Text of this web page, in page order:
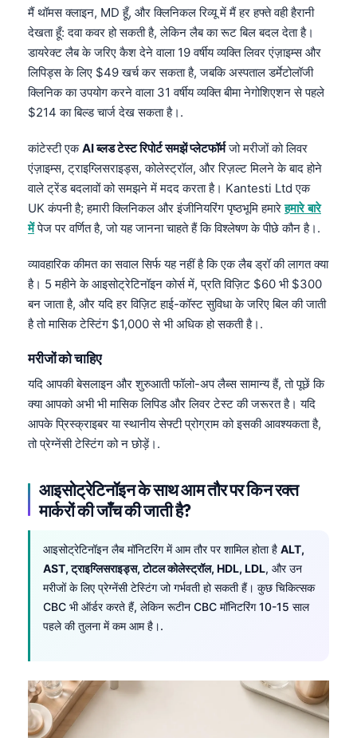
मैं थॉमस क्लाइन, MD हूँ, और क्लिनिकल रिव्यू में मैं हर हफ्ते वही हैरानी
देखता हूँ: दवा कवर हो सकती है, लेकिन लैब का रूट बिल बदल देता है।
डायरेक्ट लैब के जरिए कैश देने वाला 19 वर्षीय व्यक्ति लिवर एंज़ाइम्स और
लिपिड्स के लिए $49 खर्च कर सकता है, जबकि अस्पताल डर्मेटोलॉजी
क्लिनिक का उपयोग करने वाला 31 वर्षीय व्यक्ति बीमा नेगोशिएशन से पहले
$214 का बिल्ड चार्ज देख सकता है।.
कांटेस्टी एकAI ब्लड टेस्ट रिपोर्ट समझें प्लेटफॉर्मजो मरीजों को लिवर
एंज़ाइम्स, ट्राइग्लिसराइड्स, कोलेस्ट्रॉल, और रिज़ल्ट मिलने के बाद होने
वाले ट्रेंड बदलावों को समझने में मदद करता है। Kantesti Ltd एक
UK कंपनी है; हमारी क्लिनिकल और इंजीनियरिंग पृष्ठभूमि हमारेहमारे बारे
मेंपेज पर वर्णित है, जो यह जानना चाहते हैं कि विश्लेषण के पीछे कौन है।.
व्यावहारिक कीमत का सवाल सिर्फ यह नहीं है कि एक लैब ड्रॉ की लागत क्या
है। 5 महीने के आइसोट्रेटिनॉइन कोर्स में, प्रति विज़िट $60 भी $300
बन जाता है, और यदि हर विज़िट हाई-कॉस्ट सुविधा के जरिए बिल की जाती
है तो मासिक टेस्टिंग $1,000 से भी अधिक हो सकती है।.
मरीजों को चाहिए
यदि आपकी बेसलाइन और शुरुआती फॉलो-अप लैब्स सामान्य हैं, तो पूछें कि
क्या आपको अभी भी मासिक लिपिड और लिवर टेस्ट की जरूरत है। यदि
आपके प्रिस्क्राइबर या स्थानीय सेफ्टी प्रोग्राम को इसकी आवश्यकता है,
तो प्रेग्नेंसी टेस्टिंग को न छोड़ें।.
आइसोट्रेटिनॉइन के साथ आम तौर पर किन रक्त
मार्करों की जाँच की जाती है?
आइसोट्रेटिनॉइन लैब मॉनिटरिंग में आम तौर पर शामिल होता है ALT,
AST, ट्राइग्लिसराइड्स, टोटल कोलेस्ट्रॉल, HDL, LDL, और उन
मरीजों के लिए प्रेग्नेंसी टेस्टिंग जो गर्भवती हो सकती हैं। कुछ चिकित्सक
CBC भी ऑर्डर करते हैं, लेकिन रूटीन CBC मॉनिटरिंग 10-15 साल
पहले की तुलना में कम आम है।.